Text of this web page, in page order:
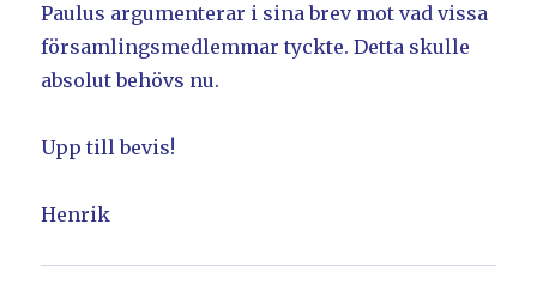
Paulus argumenterar i sina brev mot vad vissa
församlingsmedlemmar tyckte. Detta skulle
absolut behövs nu.
Upp till bevis!
Henrik